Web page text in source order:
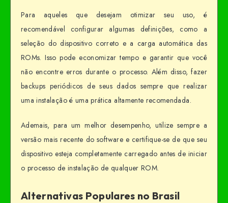
Para aqueles que desejam otimizar seu uso, é
recomendável configurar algumas definições, como a
seleção do dispositivo correto e a carga automática das
ROMs. Isso pode economizar tempo e garantir que você
não encontre erros durante o processo. Além disso, fazer
backups periódicos de seus dados sempre que realizar
uma instalação é uma prática altamente recomendada.
Ademais, para um melhor desempenho, utilize sempre a
versão mais recente do software e certifique-se de que seu
dispositivo esteja completamente carregado antes de iniciar
o processo de instalação de qualquer ROM.
Alternativas Populares no Brasil